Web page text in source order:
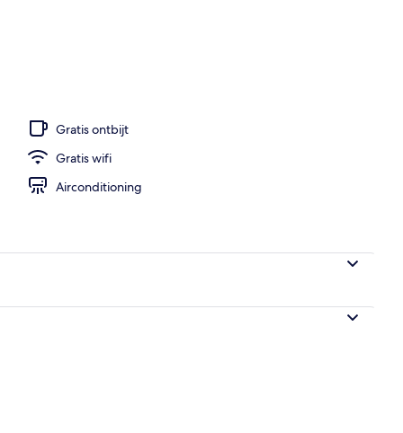
Gratis ontbijt
Gratis wifi
Airconditioning